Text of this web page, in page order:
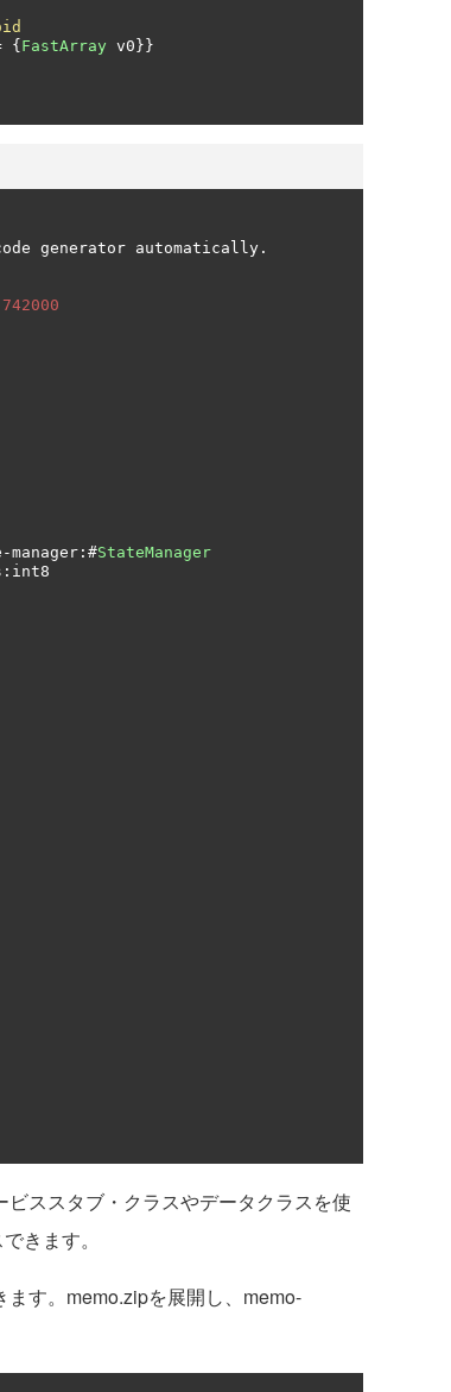
{ FastArray v0 }}
generator automatically .
-manager :#StateManager
: int8
ススタブ・クラスやデータクラスを使
きます。
す。memo.zipを展開し、memo-